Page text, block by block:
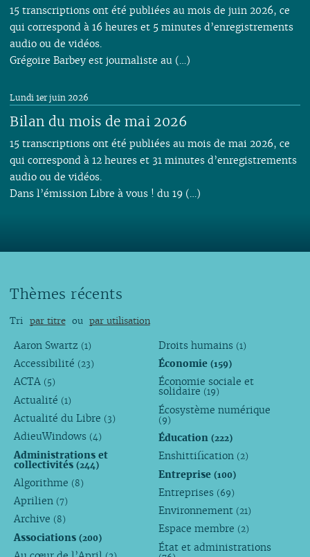
15 transcriptions ont été publiées au mois de juin 2026, ce
qui correspond à 16 heures et 5 minutes d’enregistrements
audio ou de vidéos.
Grégoire Barbey est journaliste au (…)
Bilan du mois de mai 2026
Lundi 1er juin 2026
15 transcriptions ont été publiées au mois de mai 2026, ce
qui correspond à 12 heures et 31 minutes d’enregistrements
audio ou de vidéos.
Dans l’émission Libre à vous ! du 19 (…)
Thèmes récents
Tri par titre ou par utilisation
Aaron Swartz (1)
Accessibilité (23)
ACTA (5)
Actualité (1)
Actualité du Libre (3)
AdieuWindows (4)
Administrations et
collectivités (244)
Algorithme (8)
Aprilien (7)
Archive (8)
Associations (200)
Droits humains (1)
Économie(159)
Économie sociale et
solidaire (19)
Écosystème numérique
(9)
Éducation(222)
Enshittification (2)
Entreprise(100)
Entreprises (69)
Environnement (21)
Espace membre (2)
État et administrations